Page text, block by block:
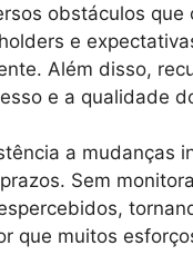
obstáculos que
e
Além disso,
e a qualidade
a mudanças
Sem
que muitos